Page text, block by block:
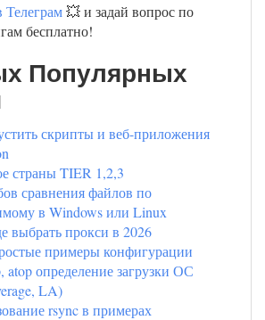
💥 и задай вопрос по
бесплатно!
Популярных
скрипты и веб-приложения
страны TIER 1,2,3
сравнения файлов по
в Windows или Linux
выбрать прокси в 2026
примеры конфигурации
atop определение загрузки ОС
LA)
rsync в примерах